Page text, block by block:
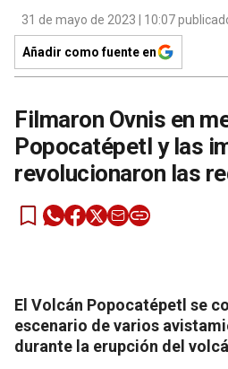
31 de mayo de 2023 | 10:07
Añadir como fuente en
Filmaron Ovnis en
Popocatépetl y las
revolucionaron las
El Volcán Popocatépetl se
escenario de varios
durante la erupción del